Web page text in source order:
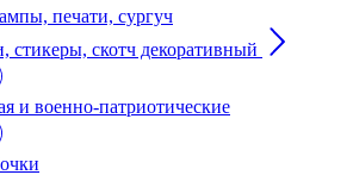
печати, сургуч
стикеры, скотч декоративный
и военно-патриотические